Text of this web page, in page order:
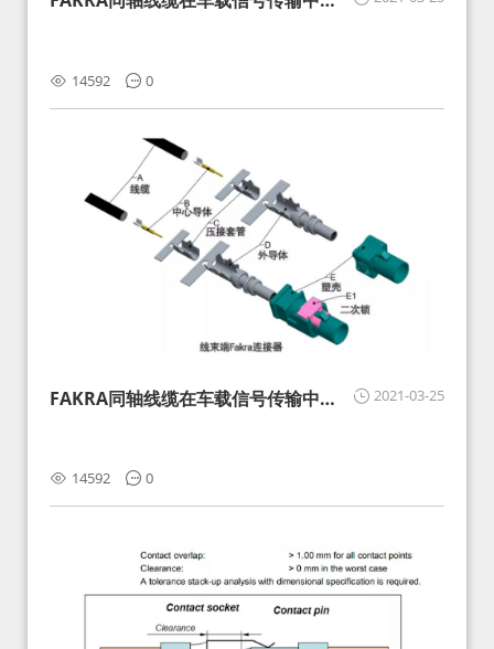
14592 0
2021-03-25
FAKRA同轴线缆在车载信号传输中的
14592 0